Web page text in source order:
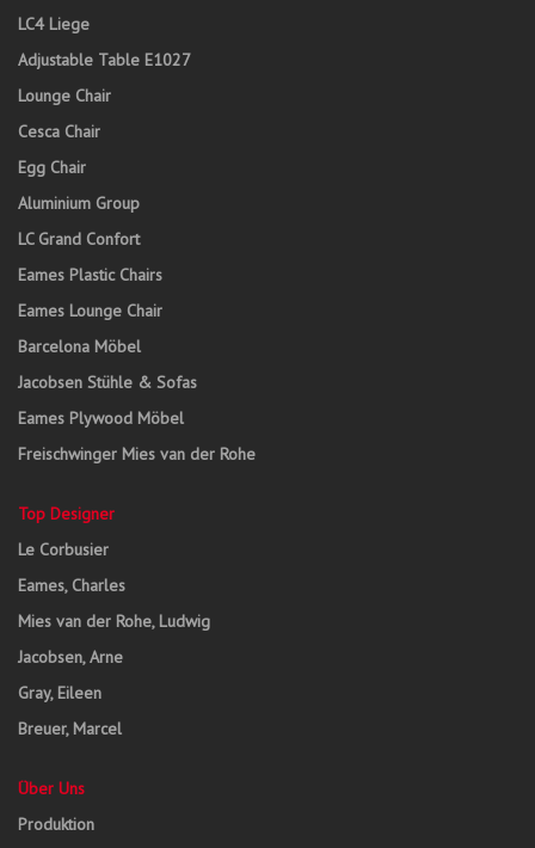
LC4 Liege
Adjustable Table E1027
Lounge Chair
Cesca Chair
Egg Chair
Aluminium Group
LC Grand Confort
Eames Plastic Chairs
Eames Lounge Chair
Barcelona Möbel
Jacobsen Stühle & Sofas
Eames Plywood Möbel
Freischwinger Mies van der Rohe
Top Designer
Le Corbusier
Eames, Charles
Mies van der Rohe, Ludwig
Jacobsen, Arne
Gray, Eileen
Breuer, Marcel
Über Uns
Produktion